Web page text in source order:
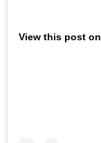
View this post